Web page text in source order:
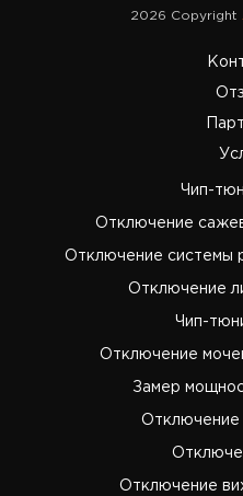
2026 Copyright
Чип-
Отключение
Отключение системы
Отключение
Чип-
Отключение
Замер
Отключение
Отключение